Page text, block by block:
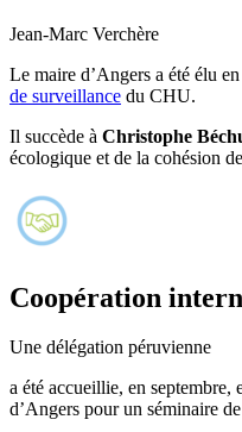
Jean-Marc Verchère
Le maire d’Angers a été élu
de surveillance du CHU.
Il succède à Christophe
écologique et de la cohésion
Coopération
Une délégation péruvienne
a été accueillie, en septembre,
d’Angers pour un séminaire